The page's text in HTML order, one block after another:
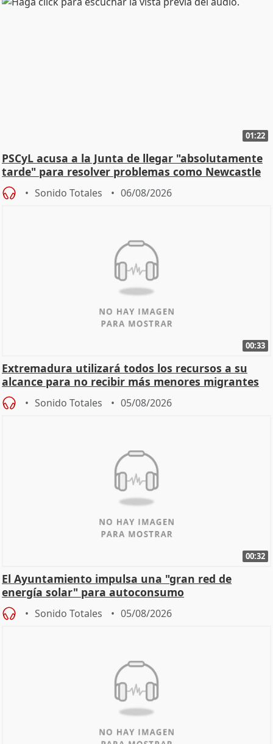
01:22
PSCyL acusa a la Junta de llegar "absolutamente
tarde" para resolver problemas como Newcastle
Sonido Totales 06/08/2026
00:33
Extremadura utilizará todos los recursos a su
alcance para no recibir más menores migrantes
Sonido Totales 05/08/2026
00:32
El Ayuntamiento impulsa una "gran red de
energía solar" para autoconsumo
Sonido Totales 05/08/2026